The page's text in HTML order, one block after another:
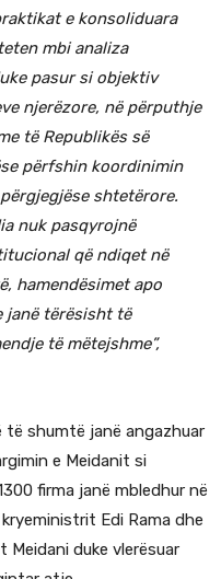
e konsoliduara
mbi analiza
pasur si objektiv
njerëzore, në përputhje
të Republikës së
përfshin koordinimin
shtetërore.
nuk pasqyrojnë
që ndiqet në
hamendësimet apo
janë tërësisht të
të mëtejshme”,
shumtë janë angazhuar
e Meidanit si
firma janë mbledhur në
Edi Rama dhe
duke vlerësuar